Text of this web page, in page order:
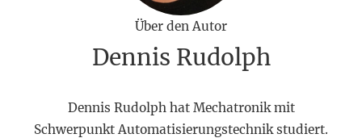
Über den Autor
Dennis Rudolph
Dennis Rudolph hat Mechatronik mit
Schwerpunkt Automatisierungstechnik studiert.